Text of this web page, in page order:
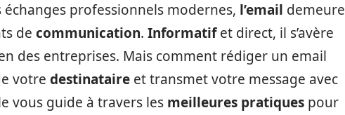
professionnels modernes, l’email demeure
de communication. Informatifet direct, il s’avère
des entreprises. Mais comment rédiger un email
votre destinataire et transmet votre message avec
vous guide à travers les meilleures pratiques pour